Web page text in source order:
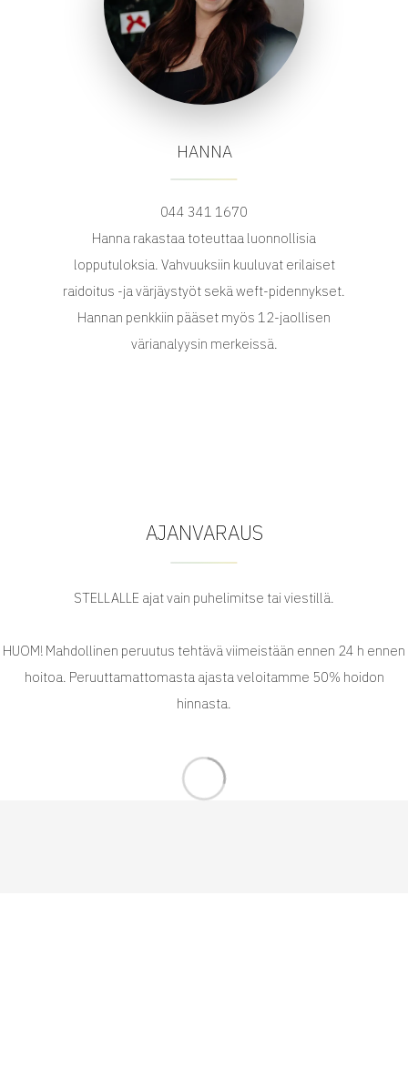
HANNA
044 341 1670
Hanna rakastaa toteuttaa luonnollisia
lopputuloksia. Vahvuuksiin kuuluvat erilaiset
raidoitus -ja värjäystyöt sekä weft-pidennykset.
Hannan penkkiin pääset myös 12-jaollisen
värianalyysin merkeissä.
AJANVARAUS
STELLALLE ajat vain puhelimitse tai viestillä.
HUOM! Mahdollinen peruutus tehtävä viimeistään ennen 24 h ennen
hoitoa. Peruuttamattomasta ajasta veloitamme 50% hoidon
hinnasta.